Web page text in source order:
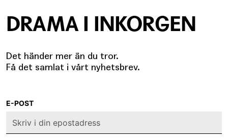
DRAMA I INKORGEN
Det händer mer än du tror.
Få det samlat i vårt nyhetsbrev.
E-POST